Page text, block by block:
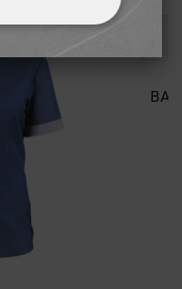
ΣΤΌΧΕΥΣΗΣ